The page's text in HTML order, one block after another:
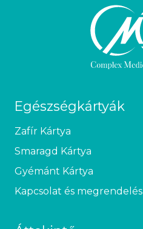
Egészségkártyák
Zafír Kártya
Smaragd Kártya
Gyémánt Kártya
Kapcsolat és megrendelés